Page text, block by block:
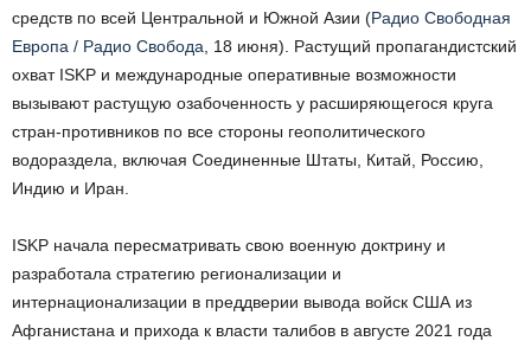
средств по всей Центральной и Южной Азии (Радио Свободная
Европа / Радио Свобода , 18 июня). Растущий пропагандистский
охват ISKP и международные оперативные возможности
вызывают растущую озабоченность у расширяющегося круга
стран-противников по все стороны геополитического
водораздела, включая Соединенные Штаты, Китай, Россию,
Индию и Иран.
ISKP начала пересматривать свою военную доктрину и
разработала стратегию регионализации и
интернационализации в преддверии вывода войск США из
Афганистана и прихода к власти талибов в августе 2021 года